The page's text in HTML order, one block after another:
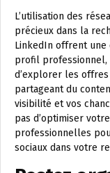
L’utilisation des
précieux dans la
LinkedIn offrent
profil professionnel,
d’explorer les offres
partageant du
visibilité et vos
pas d’optimiser
professionnelles
sociaux dans votre